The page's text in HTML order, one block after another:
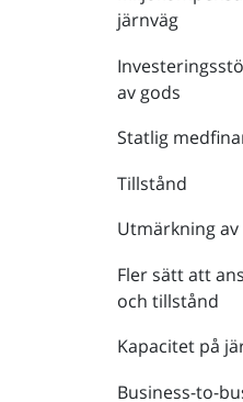
järnväg
av gods
Statlig
Tillstånd
Utmärkning
Fler sätt att
och tillstånd
Kapacitet på
Business-to-